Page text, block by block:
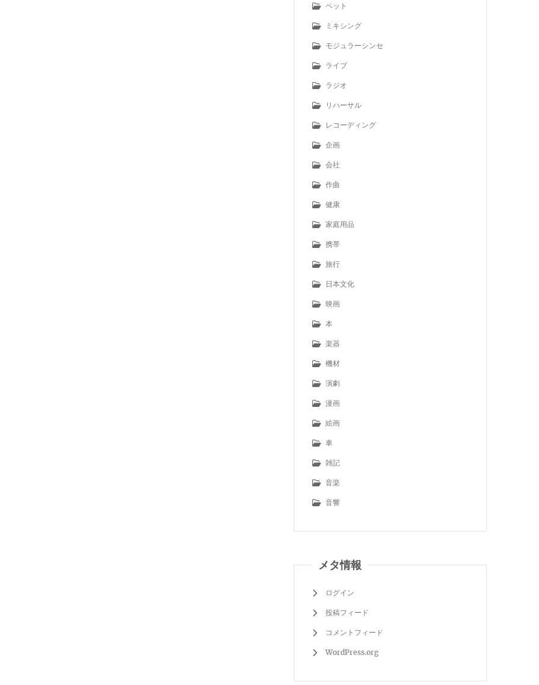
ペット
ミキシング
モジュラーシンセ
ライブ
ラジオ
リハーサル
レコーディング
企画
会社
作曲
健康
家庭用品
携帯
旅行
日本文化
映画
本
楽器
機材
演劇
漫画
絵画
車
雑記
音楽
音響
メタ情報
ログイン
投稿フィード
コメントフィード
WordPress.org